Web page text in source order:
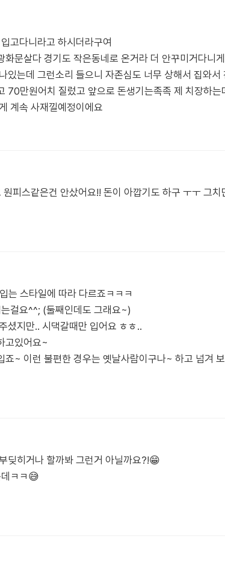
고다니라고 하시더라구여
문살다 경기도 작은동네로 온거라 더 안꾸미거다니
있는데 그런소리 들으니 자존심도 너무 상해서 집와
70만원어치 질렀고 앞으로 돈생기는족족 제 치장하
계속 사재낄예정이에요
피스같은건 안샀어요!! 돈이 아깝기도 하구 ㅜㅜ 그
는 스타일에 따라 다르죠ㅋㅋㅋ
걸요^^; (둘째인데도 그래요~)
셨지만.. 시댁갈때만 입어요 ㅎㅎ..
고있어요~
~ 이런 불편한 경우는 옛날사람이구나~ 하고 넘겨
딪히거나 할까봐 그런거 아닐까요?!😁
ㅋㅋ😅